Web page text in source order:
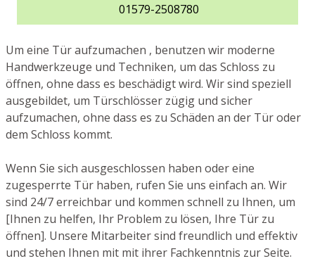
01579-2508780
Um eine Tür aufzumachen , benutzen wir moderne
Handwerkzeuge und Techniken, um das Schloss zu
öffnen, ohne dass es beschädigt wird. Wir sind speziell
ausgebildet, um Türschlösser zügig und sicher
aufzumachen, ohne dass es zu Schäden an der Tür oder
dem Schloss kommt.
Wenn Sie sich ausgeschlossen haben oder eine
zugesperrte Tür haben, rufen Sie uns einfach an. Wir
sind 24/7 erreichbar und kommen schnell zu Ihnen, um
[Ihnen zu helfen, Ihr Problem zu lösen, Ihre Tür zu
öffnen]. Unsere Mitarbeiter sind freundlich und effektiv
und stehen Ihnen mit mit ihrer Fachkenntnis zur Seite.